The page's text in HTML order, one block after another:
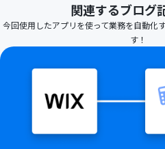
関連するブログ
今回使用したアプリを使って業務を自動化
す！